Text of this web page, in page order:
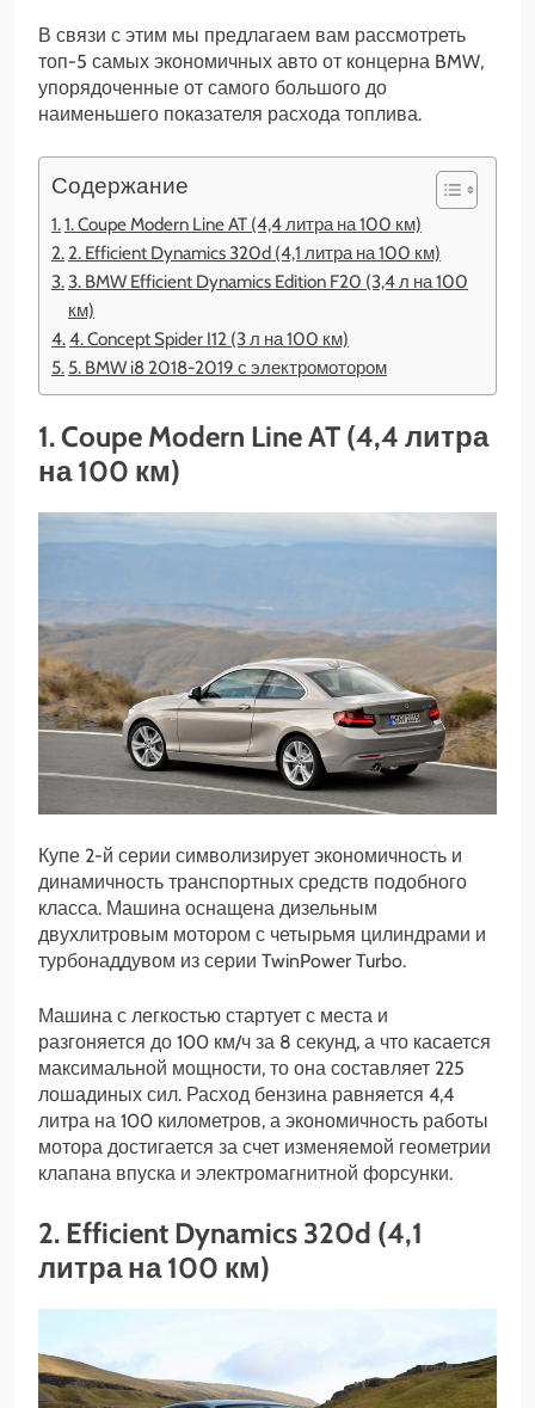
В связи с этим мы предлагаем вам рассмотреть
топ-5 самых экономичных авто от концерна BMW,
упорядоченные от самого большого до
наименьшего показателя расхода топлива.
Содержание
1. Coupe Modern Line AT (4,4 литра на 100 км)
2. Efficient Dynamics 320d (4,1 литра на 100 км)
3. BMW Efficient Dynamics Edition F20 (3,4 л на 100
км)
4. Concept Spider I12 (3 л на 100 км)
5. BMW i8 2018-2019 с электромотором
1. Coupe Modern Line AT (4,4 литра
на 100 км)
Купе 2-й серии символизирует экономичность и
динамичность транспортных средств подобного
класса. Машина оснащена дизельным
двухлитровым мотором с четырьмя цилиндрами и
турбонаддувом из серии TwinPower Turbo.
Машина с легкостью стартует с места и
разгоняется до 100 км/ч за 8 секунд, а что касается
максимальной мощности, то она составляет 225
лошадиных сил. Расход бензина равняется 4,4
литра на 100 километров, а экономичность работы
мотора достигается за счет изменяемой геометрии
клапана впуска и электромагнитной форсунки.
2. Efficient Dynamics 320d (4,1
литра на 100 км)